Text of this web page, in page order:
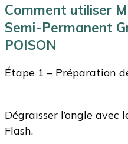
Comment utiliser
Semi-Permanent
POISON
Étape 1 – Préparation
Dégraisser l’ongle avec
Flash.